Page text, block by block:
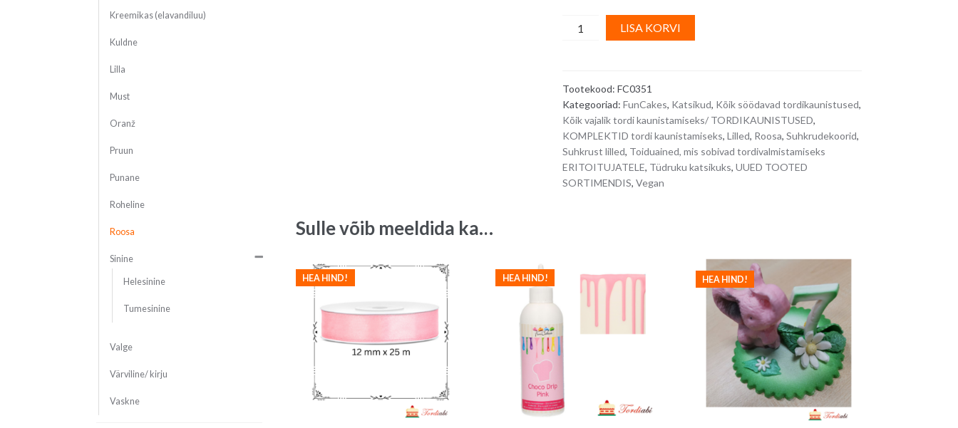
FunCakes
suhkrudekoorid,
valgetest
pärlitest
südamikuga
-
12
tk
LISA KORVI
l
n
a
t
i
Tootekood: FC0351
Kategooriad: FunCakes, Katsikud, Kõik söödavad tordikaunistused,
Kõik vajalik tordi kaunistamiseks/ TORDIKAUNISTUSED,
KOMPLEKTID tordi kaunistamiseks, Lilled, Roosa, Suhkrudekoorid,
Suhkrust lilled, Toiduained, mis sobivad tordivalmistamiseks
ERITOITUJATELE, Tüdruku katsikuks, UUED TOOTED
SORTIMENDIS, Vegan
Sulle võib meeldida ka…
HEA HIND! HEA HIND! HEA HIND!
Kreemikas (elavandiluu)
Kuldne
Lilla
Must
Oranž
Pruun
Punane
Roheline
Roosa
Sinine
Helesinine
Tumesinine
Valge
Värviline/ kirju
Vaskne